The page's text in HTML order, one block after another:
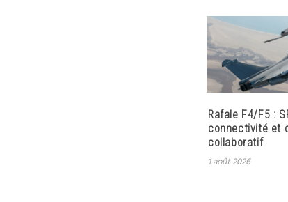
Rafale F4/F5 :
connectivité et
collaboratif
1 août 2026